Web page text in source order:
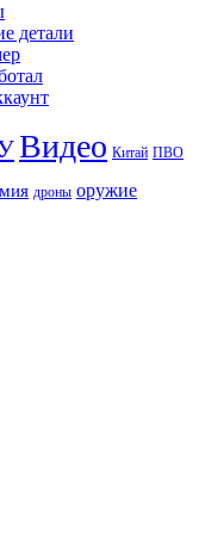
детали
Видео Китай ПВО
дроны оружие